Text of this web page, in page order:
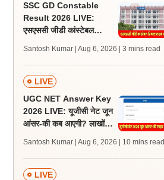
SSC GD Constable
Result 2026 LIVE:
एसएससी जीडी कांस्टेबल
लेटेस्ट अपडेट, स्कोरकार्ड लिंक
Santosh Kumar | Aug 6, 2026 | 3 mins read
LIVE
UGC NET Answer Key
2026 LIVE: यूजीसी नेट जून
आंसर-की कब आएगी? लाखों
Santosh Kumar | Aug 6, 2026 | 10 mins read
LIVE